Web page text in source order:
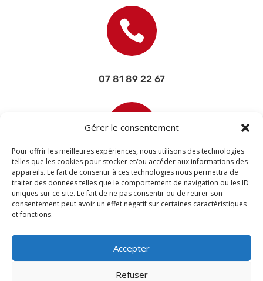
Gérer le consentement
Pour offrir les meilleures expériences, nous utilisons des technologies
telles que les cookies pour stocker et/ou accéder aux informations des
appareils. Le fait de consentir à ces technologies nous permettra de
traiter des données telles que le comportement de navigation ou les ID
uniques sur ce site. Le fait de ne pas consentir ou de retirer son
consentement peut avoir un effet négatif sur certaines caractéristiques
et fonctions.
Accepter
Refuser

07 81 89 22 67

contact@devisettravaux.fr